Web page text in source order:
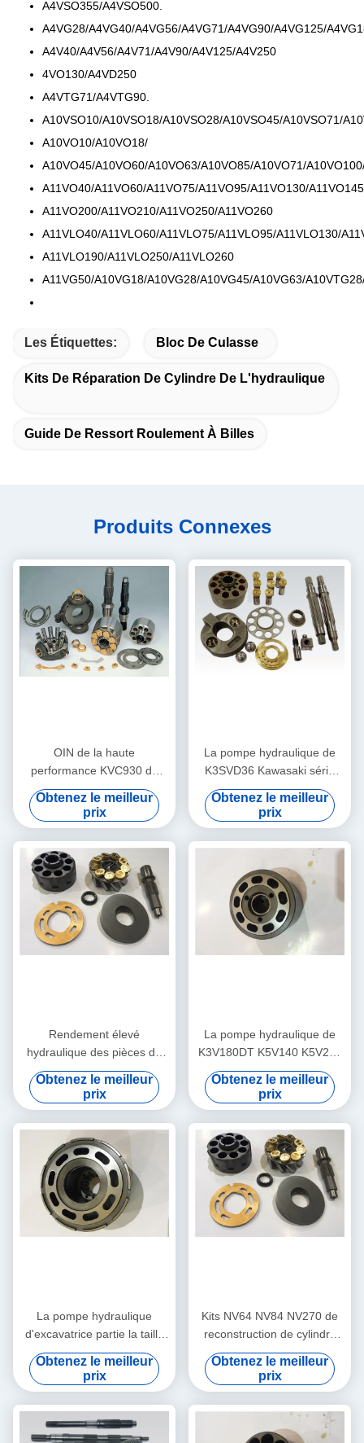
A4VSO355/A4VSO500.
A4VG28/A4VG40/A4VG56/A4VG71/A4VG90/A4VG125/
A4V40/A4V56/A4V71/A4V90/A4V125/A4V250
4VO130/A4VD250
A4VTG71/A4VTG90.
A10VSO10/A10VSO18/A10VSO28/A10VSO45/A10VSO71/
A10VO10/A10VO18/
A10VO45/A10VO60/A10VO63/A10VO85/A10VO71/
A11VO40/A11VO60/A11VO75/A11VO95/A11VO130/
A11VO200/A11VO210/A11VO250/A11VO260
A11VLO40/A11VLO60/A11VLO75/A11VLO95/A11VLO130/
A11VLO190/A11VLO250/A11VLO260
A11VG50/A10VG18/A10VG28/A10VG45/A10VG63/
Les Étiquettes: Bloc De Culasse
Kits De Réparation De Cylindre De L'hydraulique
Guide De Ressort Roulement À Billes
Produits Connexes
OIN de la haute
performance KVC930 de
KVC932 Kawasaki Hydraulic
Pump Parts Kvc 925
Obtenez le meilleur
prix
La pompe hydraulique de
K3SVD36 Kawasaki série
partie/de la guide de ressort
roulement à billes K3V
Obtenez le meilleur
prix
Rendement élevé
hydraulique des pièces de
rechange K3SP36C
K3V63BDT K3V140DT de
pompe de longue durée
Obtenez le meilleur
prix
La pompe hydraulique de
K3V180DT K5V140 K5V200
Kawasaki partie des biens
de longue durée
Obtenez le meilleur
prix
La pompe hydraulique
d'excavatrice partie la taille
multi Foundable de NX 15
NX45 KVC925 KVC930
Obtenez le meilleur
prix
Kits NV64 NV84 NV270 de
reconstruction de cylindre
hydraulique/kits de
réparation cylindre de
l'hydraulique
Obtenez le meilleur
prix